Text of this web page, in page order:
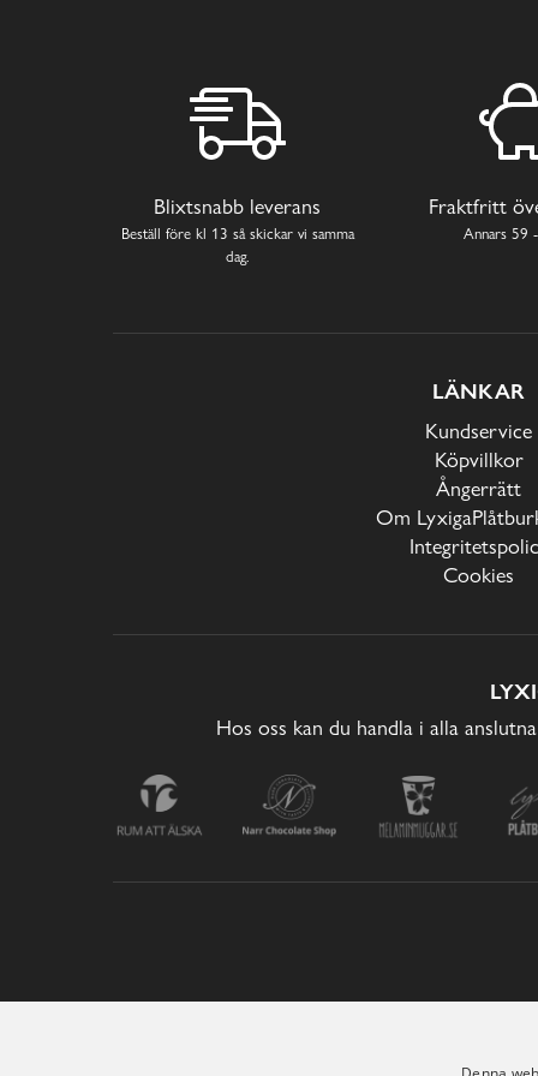
Blixtsnabb leverans
Beställ före kl 13 så skickar vi samma
dag.
Fraktfritt
Annars 59
LÄNKAR
Kundservice
Köpvillkor
Ångerrätt
Om
Cookies
Hos oss kan du handla i alla